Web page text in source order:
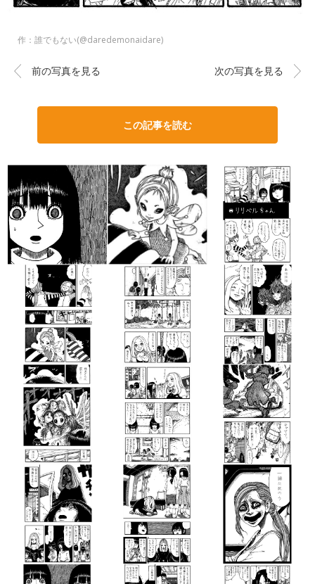
作：誰でもない(@daredemonaidare)
前の写真を見る 次の写真を見る
この記事を読む